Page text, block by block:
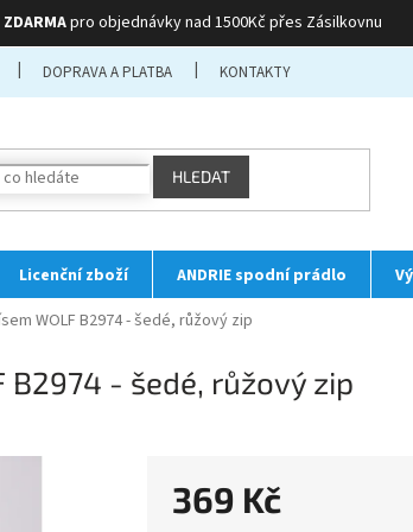
pro objednávky nad 1500Kč přes Zásilkovnu
DOPRAVA A PLATBA KONTAKTY
HLEDAT
Licenční zboží ANDRIE spodní prádlo
WOLF B2974 - šedé, růžový zip
- šedé, růžový zip
369 Kč